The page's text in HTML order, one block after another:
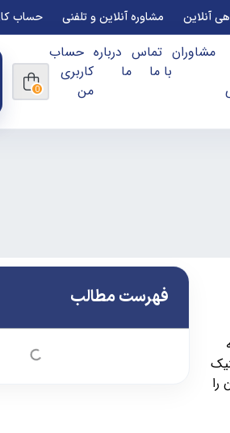
آنلاین مشاوره آنلاین و تلفنی حساب
مشاوران تماس
با ما
درباره
ما
حساب
کاربری
من
0
را
فهرست مطالب